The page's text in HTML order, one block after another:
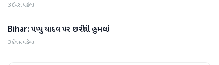
3 દિવસ પહેલા
રાજકારણ
Bihar: પપ્પુ યાદવ પર છરીથી હુમલો
3 દિવસ પહેલા